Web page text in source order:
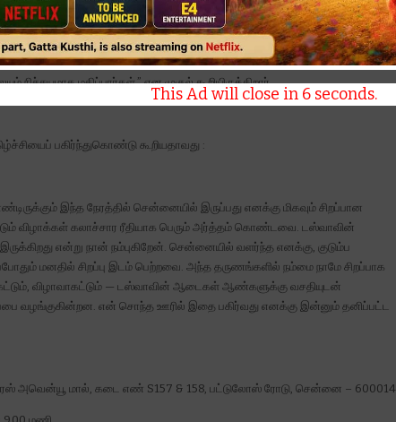
கலாச்சார பாரம்பரியம் மற்றும் ஃபேஷன் மையமாக இருப்பதால், எங்கள் அடுத்த
நகரத்தின் தேர்ந்த வாடிக்கையாளர்கள் டஸ்வாவின் கைவினைத்
நிச்சயமாக மதிப்பார்கள்,” என முகுல் கூறியிருக்கிறார்.
பகிர்ந்துகொண்டு கூறியதாவது :
இந்த நேரத்தில் சென்னையில் இருப்பது எனக்கு மிகவும் சிறப்பான
விழாக்கள் கலாச்சார ரீதியாக பெரும் அர்த்தம் கொண்டவை. டஸ்வாவின்
என்று நான் நம்புகிறேன். சென்னையில் வளர்ந்த எனக்கு, குடும்ப
மனதில் சிறப்பு இடம் பெற்றவை. அந்த தருணங்களில் நம்மை நாமே சிறப்பாக
விழாவாகட்டும் — டஸ்வாவின் ஆடைகள் ஆண்களுக்கு வசதியுடன்
வழங்குகின்றன. என் சொந்த ஊரில் இதை பகிர்வது எனக்கு இன்னும் தனிப்பட்ட
அவென்யூ மால், கடை எண் S157 & 158, பட்டுலோஸ் ரோடு, சென்னை – 600014
This Ad will close in 4 seconds.